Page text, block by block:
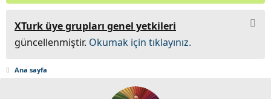
XTurk üye grupları genel yetkileri
güncellenmiştir. Okumak için tıklayınız.
Ana sayfa